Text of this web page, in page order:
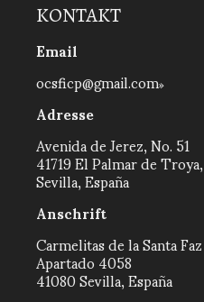
KONTAKT
Email
ocsficp@gmail.com
Adresse
Avenida de Jerez, No. 51
41719 El Palmar de Troya,
Sevilla, España
Anschrift
Carmelitas de la Santa Faz
Apartado 4058
41080 Sevilla, España